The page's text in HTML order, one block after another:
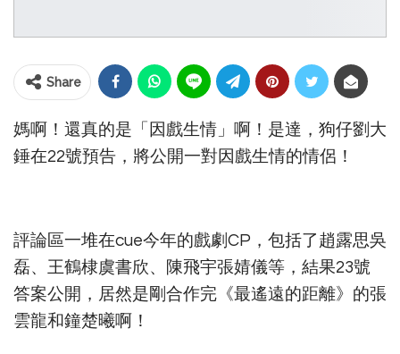
Share
媽啊！還真的是「因戲生情」啊！是達，狗仔劉大
錘在22號預告，將公開一對因戲生情的情侶！
評論區一堆在cue今年的戲劇CP，包括了趙露思吳
磊、王鶴棣虞書欣、陳飛宇張婧儀等，結果23號
答案公開，居然是剛合作完《最遙遠的距離》的張
雲龍和鐘楚曦啊！